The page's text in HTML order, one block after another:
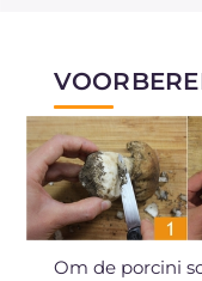
Om de porcini